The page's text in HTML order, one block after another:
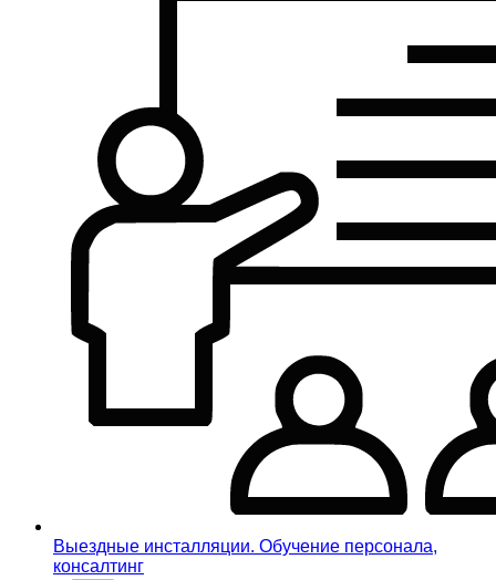
Выездные инсталляции. Обучение персонала,
консалтинг